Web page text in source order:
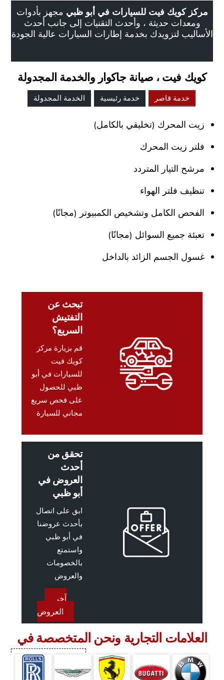
مركز كويك فيت للسيارات في أبو ظبي مجهز بأدوات
ومعدات حديثة ، وأحدث التقنيات إلى جانب أحدث
الأساليب لتزويدك بخدمة إطارات السيارات عالية الجودة
كويك فيت ، صيانة جاكوار والخدمة المجدولة
خدمة قاصر خدمة رئيسية الخدمة المجدولة
زيت المحرك (تخليقي بالكامل)
فلتر زيت المحرك
مرشح التيار المتردد
تنظيف فلتر الهواء
الفحص الكامل وتشخيص الكمبيوتر (مجانًا)
تعبئة جميع السوائل (مجانًا)
غسول الجسم الزائد بالداخل
تبحث عن
التفتيش
السريع؟
قم بزيارة مركز
كويك فيت
للسيارات في أبو
ظبي للحصول
على فحص سريع
مجاني للسيارة
تحقق من
أحدث
العروض في
أبو ظبي
ابق على اتصال
بأحدث عروضنا
في أبو ظبي
واستمتع
بالخصومات
والعروض
آخر
العروض
العلامات التجارية ونحن المتخصصة في